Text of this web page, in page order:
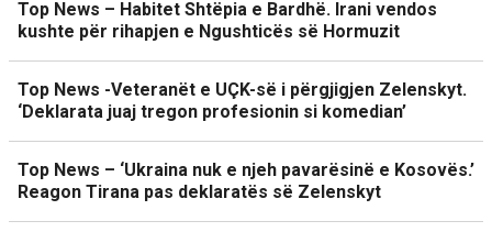
Top News – Habitet Shtëpia e Bardhë. Irani vendos
kushte për rihapjen e Ngushticës së Hormuzit
Top News -Veteranët e UÇK-së i përgjigjen Zelenskyt.
‘Deklarata juaj tregon profesionin si komedian’
Top News – ‘Ukraina nuk e njeh pavarësinë e Kosovës.’
Reagon Tirana pas deklaratës së Zelenskyt